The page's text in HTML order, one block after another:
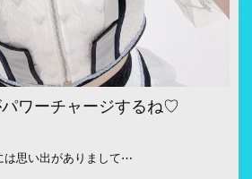
ワーチャージするね♡
は思い出がありまして⋯